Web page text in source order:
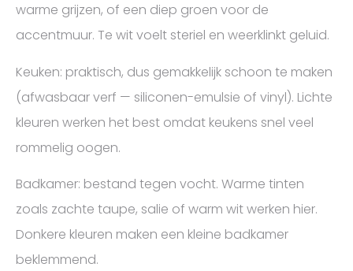
warme grijzen, of een diep groen voor de
accentmuur. Te wit voelt steriel en weerklinkt geluid.
Keuken: praktisch, dus gemakkelijk schoon te maken
(afwasbaar verf — siliconen-emulsie of vinyl). Lichte
kleuren werken het best omdat keukens snel veel
rommelig oogen.
Badkamer: bestand tegen vocht. Warme tinten
zoals zachte taupe, salie of warm wit werken hier.
Donkere kleuren maken een kleine badkamer
beklemmend.